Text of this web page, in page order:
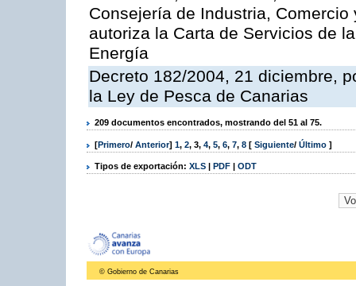
Consejería de Industria,
autoriza la Carta de Servicios de
Energía
Decreto 182/2004, 21 diciembre,
la Ley de Pesca de Canarias
209 documentos encontrados, mostrando del 51 al 75.
[Primero/ Anterior] 1, 2, 3, 4, 5, 6, 7, 8 [ Siguiente/ Último ]
Tipos de exportación: XLS | PDF | ODT
© Gobierno de Canarias